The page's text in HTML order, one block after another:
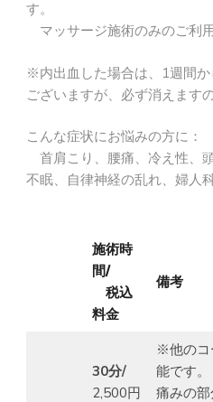
す。
マッサージ施術のみのご利用
※内出血した場合は、1週間
ございますが、必ず消えます
こんな症状にお悩みの方に：
首肩こり、腰痛、冷え性、
不眠、自律神経の乱れ、婦人
施術時
間/
税込
料金
備考
30分/
2,500円
※他のコ
能です。
痛みの